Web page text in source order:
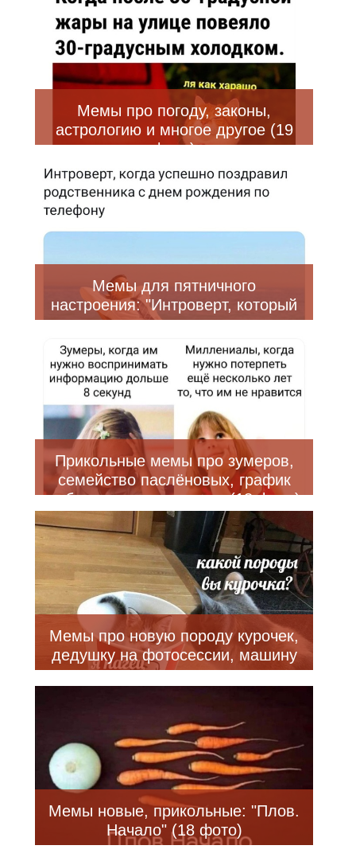
Мемы про погоду, законы,
астрологию и многое другое (19
фото)
Мемы для пятничного
настроения: "Интроверт, который
поздравил родственника по
телефону" (20 фото)
Прикольные мемы про зумеров,
семейство паслёновых, график
работы и многое другое (18 фото)
Мемы про новую породу курочек,
дедушку на фотосессии, машину
с кондиционером, весну и многое
Мемы новые, прикольные: "Плов.
Начало" (18 фото)